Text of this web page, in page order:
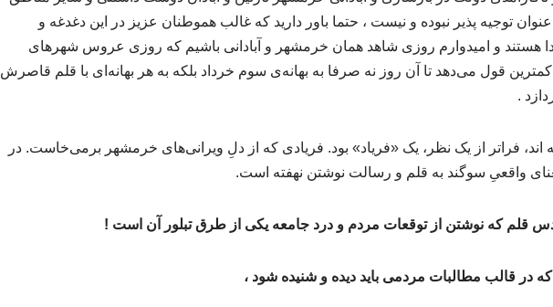
توجیه پذیر نبوده و نیست ، حتما باور دارید که غالب هموطنان عزیز در این دغدغه و
هستند و امیدوارم روزی شاهد همان خرمشهر و آبادانی باشیم که روزی عروس شهرهای
کمترین قول می‌دهد تا آن روز نه صرفا به بهانه‌ی سوم خرداد بلکه به هر بهانه‌ای با قلم قاصرش
.
اند، فراتر از یک نظر، یک «فریاد» بود. فریادی که از دلِ ویرانی‌های خرمشهر برمی‌خاست. در
واقعیِ سوگند به قلم و رسالت نوشتن نهفته است.
قلم که نوشتن از توقعات مردم و درد جامعه یکی از طرق تبلور آن است !
که در قالب مطالبات مردمی باید دیده و شنیده شود ،